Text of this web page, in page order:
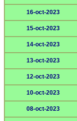
16-oct-2023
15-oct-2023
14-oct-2023
13-oct-2023
12-oct-2023
10-oct-2023
08-oct-2023